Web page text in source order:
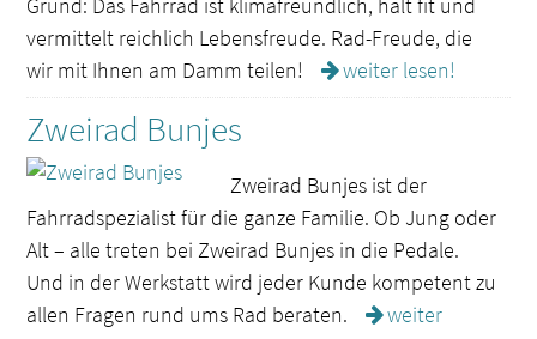
vermittelt reichlich Lebensfreude. Rad-Freude, die
wir mit Ihnen am Damm teilen!
weiter lesen!
Zweirad Bunjes
Zweirad Bunjes ist der
Fahrradspezialist für die ganze Familie. Ob Jung oder
Alt – alle treten bei Zweirad Bunjes in die Pedale.
Und in der Werkstatt wird jeder Kunde kompetent zu
allen Fragen rund ums Rad beraten.
weiter